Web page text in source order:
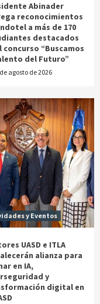
Abinader
reconocimientos
a más de 170
destacados
concurso “Buscamos
del Futuro”
agosto de 2026
y Eventos
UASD e ITLA
alianza para
en IA,
y
digital en